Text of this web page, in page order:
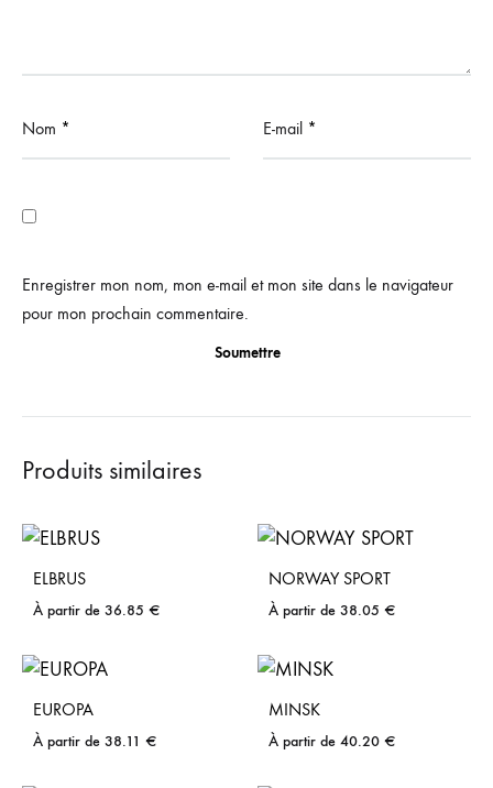
Nom * E-mail *
Enregistrer mon nom, mon e-mail et mon site dans le navigateur
pour mon prochain commentaire.
Produits similaires
ELBRUS
À partir de 36.85 €
NORWAY SPORT
À partir de 38.05 €
EUROPA
À partir de 38.11 €
MINSK
À partir de 40.20 €